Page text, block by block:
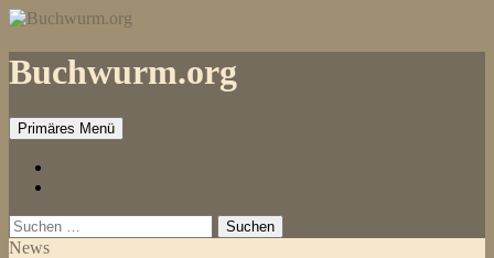
Zum
springen
Buchwurm.org
Primäres Menü
Suchen
nach:
News